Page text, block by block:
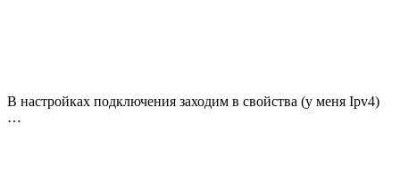
В настройках подключения заходим в свойства (у меня Ipv4)
…